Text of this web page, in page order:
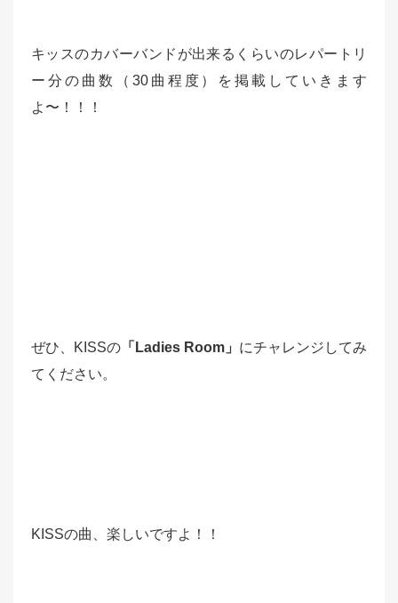
キッスのカバーバンドが出来るくらいのレパートリ
ー分の曲数（30曲程度）を掲載していきます
よ〜！！！
ぜひ、KISSの 「Ladies Room」 にチャレンジしてみ
てください。
KISSの曲、楽しいですよ！！